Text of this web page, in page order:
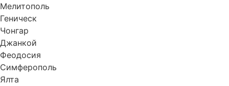
Мелитополь
Геническ
Чонгар
Джанкой
Феодосия
Симферополь
Ялта